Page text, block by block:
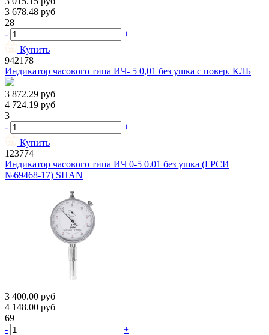
3 678.48 руб
28
-
+
Купить
942178
Индикатор часового типа ИЧ- 5 0,01 без ушка с повер. КЛБ
3 872.29 руб
4 724.19 руб
3
-
+
Купить
123774
Индикатор часового типа ИЧ 0-5 0.01 без ушка (ГРСИ
№69468-17) SHAN
3 400.00 руб
4 148.00 руб
69
-
+